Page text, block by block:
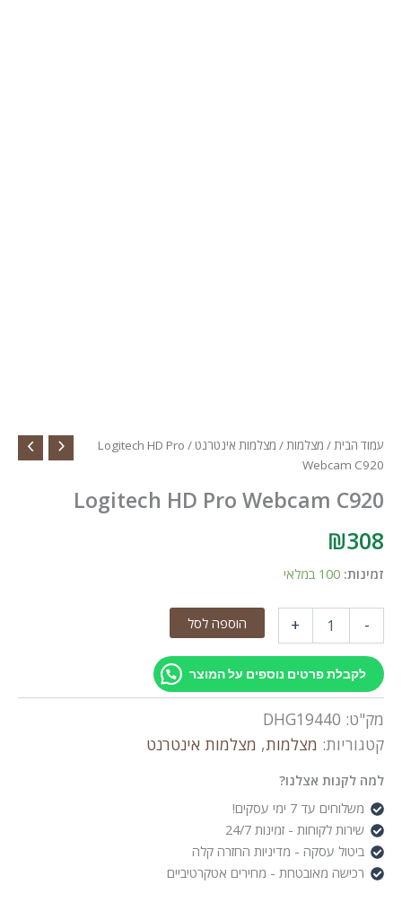
עמוד הבית/ מצלמות/ מצלמות אינטרנט
/ Logitech HD Pro
Webcam C920
Logitech HD Pro Webcam C920
₪308
זמינות: 100 במלאי
-
HD
Pro
C920
+ הוספה לסל
לקבלת פרטים נוספים על המוצר
מק"ט: DHG19440
קטגוריות: מצלמות, מצלמות אינטרנט
למה לקנות אצלנו?
משלוחים עד 7 ימי עסקים!
שירות לקוחות - זמינות 24/7
ביטול עסקה - מדיניות החזרה קלה
רכישה מאובטחת - מחירים אטקרטיביים